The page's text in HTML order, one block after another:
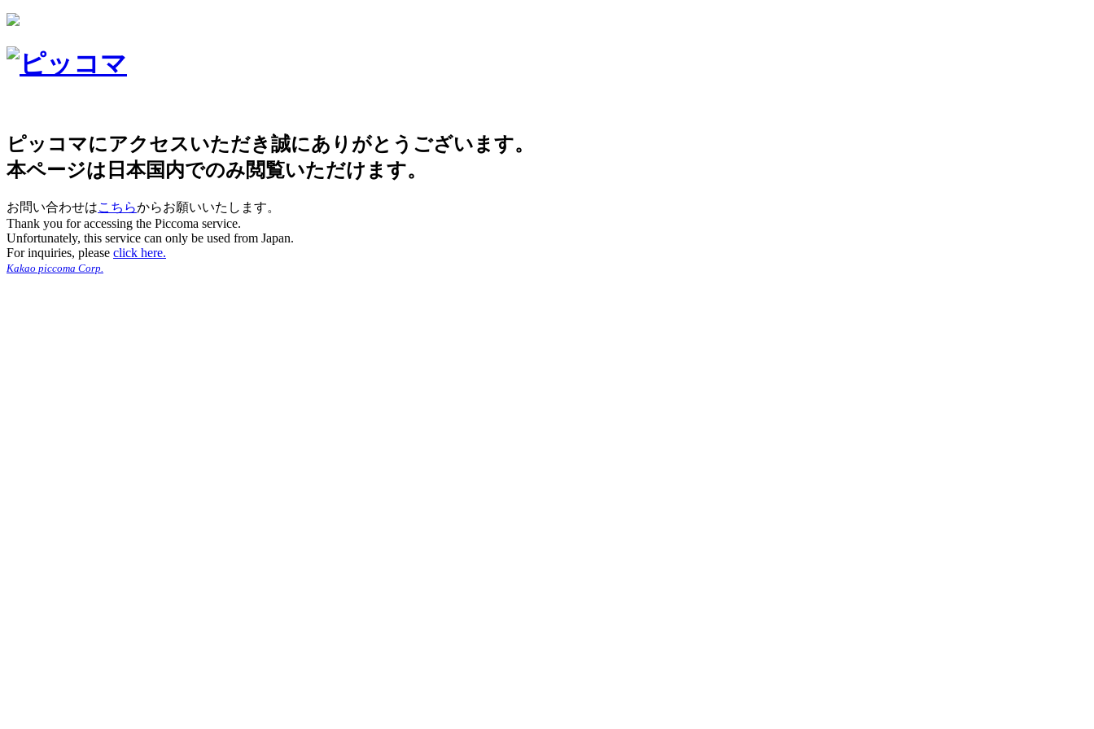
ピッコマにアクセスいただき誠にありがとうございます。
本ページは日本国内でのみ閲覧いただけます。
お問い合わせはこちらからお願いいたします。
Thank you for accessing the Piccoma service.
Unfortunately, this service can only be used from Japan.
For inquiries, please click here.
Kakao piccoma Corp.